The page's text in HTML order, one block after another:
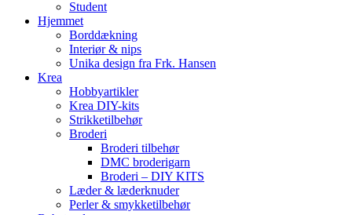
Student
Hjemmet
Borddækning
Interiør & nips
Unika design fra Frk. Hansen
Krea
Hobbyartikler
Krea DIY-kits
Strikketilbehør
Broderi
Broderi tilbehør
DMC broderigarn
Broderi – DIY KITS
Læder & læderknuder
Perler & smykketilbehør